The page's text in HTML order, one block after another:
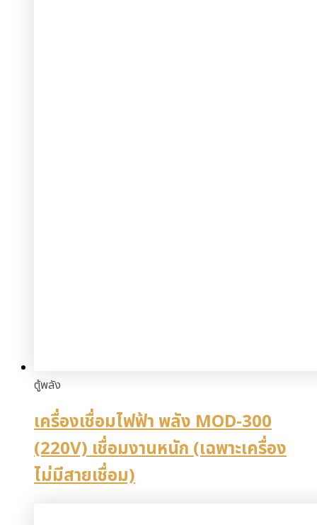
ตู้พลัง
เครื่องเชื่อมไฟฟ้า พลัง MOD-300
(220V) เชื่อมงานหนัก (เฉพาะเครื่อง
ไม่มีสายเชื่อม)